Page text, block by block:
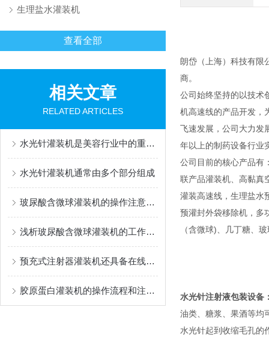
生理盐水灌装机
查看全部
相关文章
RELATED ARTICLES
水光针灌装机是美容行业中的重要设备
水光针灌装机通常由多个部分组成
玻尿酸含微球灌装机的操作注意事项
浅析玻尿酸含微球灌装机的工作原理
预充式注射器灌装机还具备在线检测功能
胶原蛋白灌装机的操作流程和注意事项
朗岱（上海）科技有限
商。
公司始终坚持的以技术
机高速线的产品开发，
飞速发展，公司大力发
年以上的制药设备行业
公司目前的核心产品有
联产品灌装机、高黏真
灌装高速线，生理盐水
预灌封外袋移除机，多
（含微球)、几丁糖、
水光针注射液包装设备
油类、糖浆、果酒等均
水光针起到收缩毛孔的